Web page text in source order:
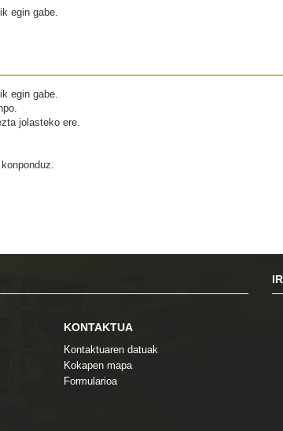
egin gabe.
egin gabe.
jolasteko ere.
KONTAKTUA
Kontaktuaren datuak
Kokapen mapa
Formularioa